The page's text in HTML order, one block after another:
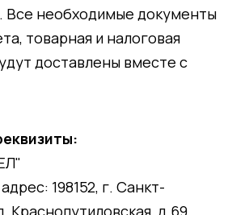
Все необходимые документы
товарная и налоговая
доставлены вместе с
198152, г. Санкт-
Краснопутиловская, д.69,